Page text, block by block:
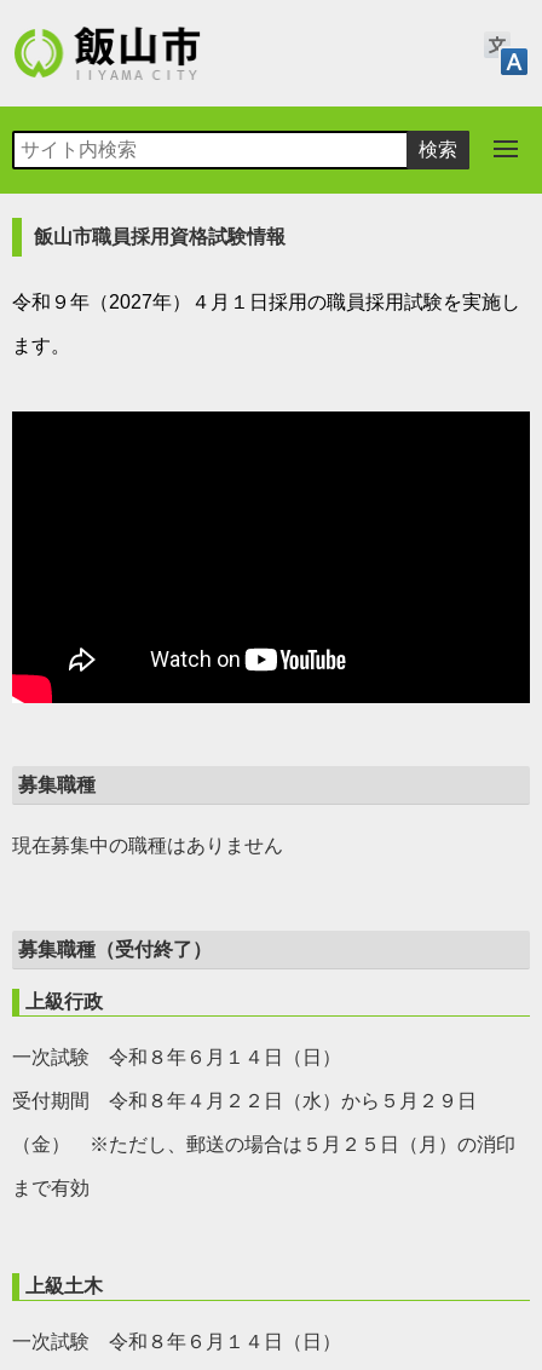
飯山市職員採用資格試験情報
令和９ 年（2027年）４月１日採用の職員採用試験を実施し
ます。
募集職種
現在募集中の職種はありません
募集職種（受付終了）
上級行政
一次試験 令和８年６月１４日（日）
受付期間 令和８年４月２２日（水）から５月２９日
（金） ※ただし、郵送の場合は５月２５日（月）の消印
まで有効
上級土木
一次試験 令和８年６月１４日（日）